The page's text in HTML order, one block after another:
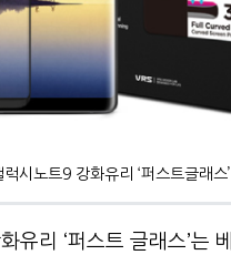
시노트9 강화유리 ‘퍼스트글래스’
유리 ‘퍼스트 글래스’는